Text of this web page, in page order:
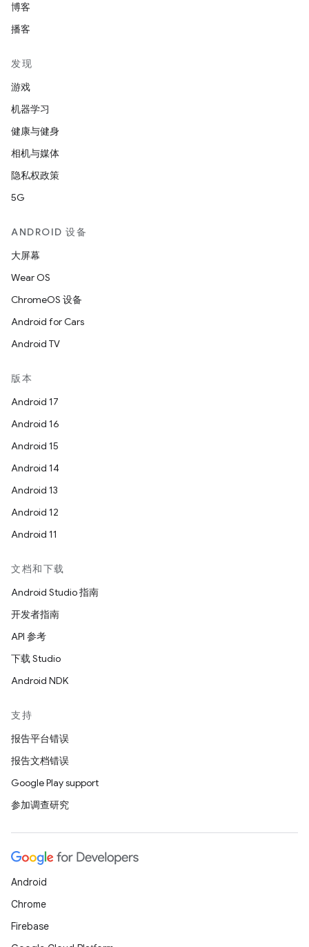
博客
播客
发现
游戏
机器学习
健康与健身
相机与媒体
隐私权政策
5G
ANDROID 设备
大屏幕
Wear OS
ChromeOS 设备
Android for Cars
Android TV
版本
Android 17
Android 16
Android 15
Android 14
Android 13
Android 12
Android 11
文档和下载
Android Studio 指南
开发者指南
API 参考
下载 Studio
Android NDK
支持
报告平台错误
报告文档错误
Google Play support
参加调查研究
Android
Chrome
Firebase